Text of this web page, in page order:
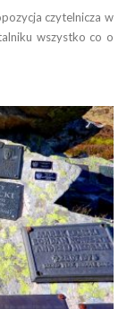
czytelnicza w
wszystko co o